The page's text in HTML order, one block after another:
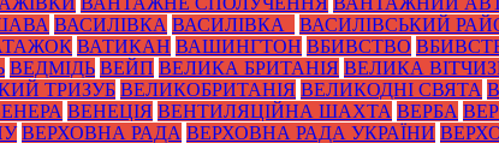
ВАСИЛІВКА ВАСИЛІВКА_ ВАСИЛІВСЬКИЙ
ВАТИКАН ВАШИНГТОН ВБИВСТВО
ВЕДМІДЬ ВЕЙП ВЕЛИКА БРИТАНІЯ ВЕЛИКА
ТРИЗУБ ВЕЛИКОБРИТАНІЯ ВЕЛИКОДНІ СВЯТА
ВЕНЕЦІЯ ВЕНТИЛЯЦІЙНА ШАХТА ВЕРБА
ВЕРХОВНА РАДА ВЕРХОВНА РАДА УКРАЇНИ